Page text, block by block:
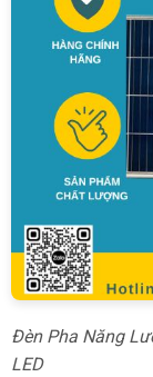
Đèn Pha Năng
LED